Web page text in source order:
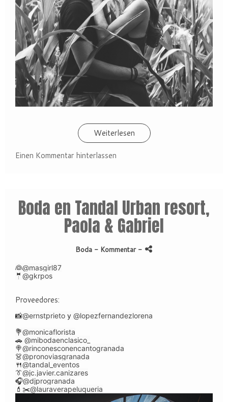
Weiterlesen
Einen Kommentar hinterlassen
Boda en Tandal Urban resort,
Paola & Gabriel
Boda - Kommentar -
👰@masgirl87
🤵 @gkrpos
Proveedores:
📸@ernstprieto y @lopezfernandezlorena
💐@monicaflorista
🚗 @mibodaenclasico_
🍭@rinconesconencantogranada
👗@pronoviasgranada
🍴@tandal_eventos
👔@jc.javier.canizares
🎧@djprogranada
💄✂️@lauraverapeluqueria